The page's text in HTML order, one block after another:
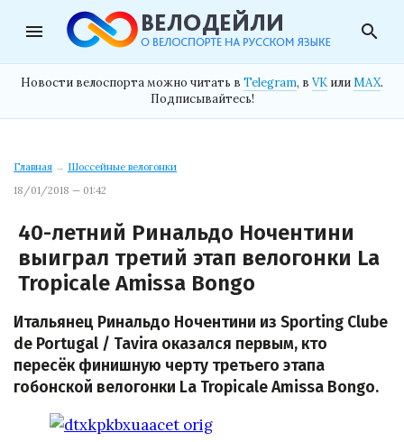
menu search
Новости велоспорта можно читать в Telegram, в VK илиMAX.
Подписывайтесь!
Главная → Шоссейные велогонки
18/01/2018 — 01:42
40-летний Ринальдо Ночентини
выиграл третий этап велогонки La
Tropicale Amissa Bongo
Итальянец Ринальдо Ночентини из Sporting Clube
de Portugal / Tavira оказался первым, кто
пересёк финишную черту третьего этапа
гобонской велогонки La Tropicale Amissa Bongo.